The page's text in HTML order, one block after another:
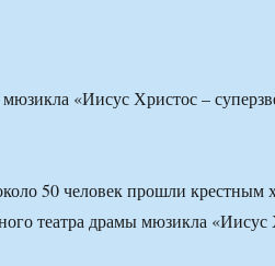
50 человек прошли крестным
театра драмы мюзикла «Иисус